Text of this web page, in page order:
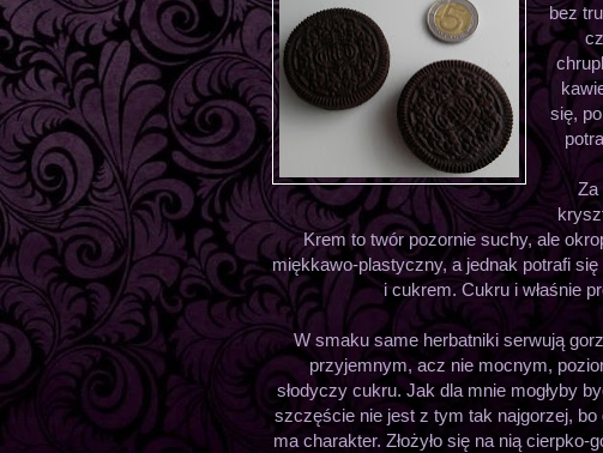
bez
się,
Za
Krem to twór pozornie suchy, ale
miękkawo-plastyczny, a jednak potrafi
i cukrem. Cukru i właśnie
W smaku same herbatniki serwują
przyjemnym, acz nie mocnym,
słodyczy cukru. Jak dla mnie mogłyby
szczęście nie jest z tym tak najgorzej,
ma charakter. Złożyło się na nią